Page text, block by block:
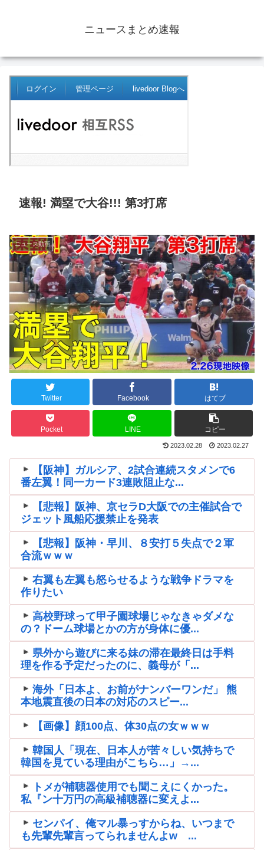
ニュースまとめ速報
速報! 満塁で大谷!!! 第3打席
ニュース動画
Twitter Facebook はてブ
Pocket LINE コピー
2023.02.28 2023.02.27
【阪神】ガルシア、2試合連続スタメンで6
番左翼！同一カード3連敗阻止な...
【悲報】阪神、京セラD大阪での主催試合で
ジェット風船応援禁止を発表
【悲報】阪神・早川、８安打５失点で２軍
合流ｗｗｗ
右翼も左翼も怒らせるような戦争ドラマを
作りたい
高校野球って甲子園球場じゃなきゃダメな
の？ドーム球場とかの方が身体に優...
県外から遊びに来る妹の滞在最終日は手料
理を作る予定だったのに、義母が「...
海外「日本よ、お前がナンバーワンだ」 熊
本地震直後の日本の対応のスピー...
【画像】顔100点、体30点の女ｗｗｗ
韓国人「現在、日本人が苦々しい気持ちで
韓国を見ている理由がこちら…」→...
トメが補聴器使用でも聞こえにくかった。
私『ン十万円の高級補聴器に変えよ...
センパイ、俺マル暴っすからね、いつまで
も先輩先輩言ってられませんよw ...